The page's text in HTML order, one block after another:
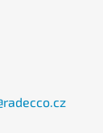
radecco.cz